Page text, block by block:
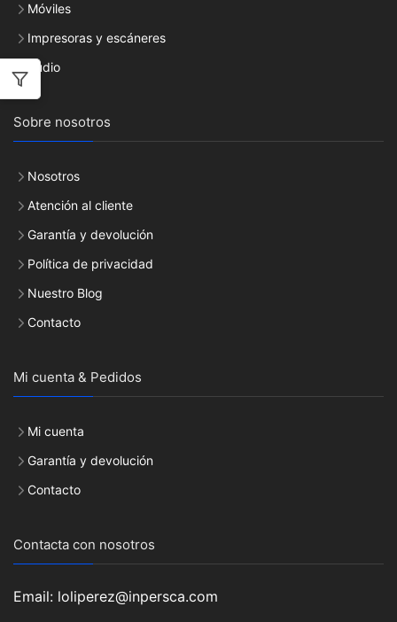
Móviles
Impresoras y escáneres
Audio
Sobre nosotros
Nosotros
Atención al cliente
Garantía y devolución
Política de privacidad
Nuestro Blog
Contacto
Mi cuenta & Pedidos
Mi cuenta
Garantía y devolución
Contacto
Contacta con nosotros
Email: loliperez@inpersca.com